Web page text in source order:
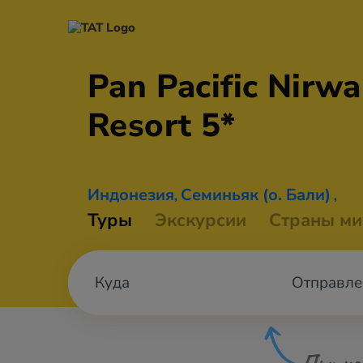
Pan Pacific
Resort 5*
Индонезия, Семиньяк (о. Бали) ,
Туры Экскурсии Страны